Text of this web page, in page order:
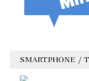
SMARTPHONE /